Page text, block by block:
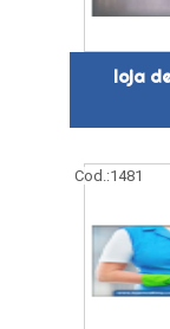
loja
Cod.:1481